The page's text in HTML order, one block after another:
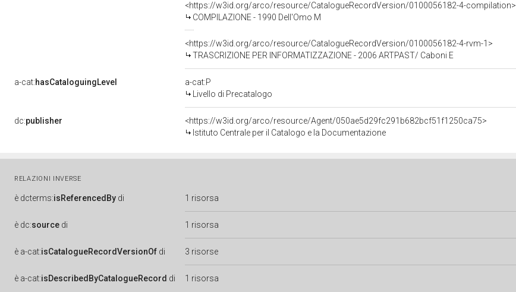
<https://w3id.org/arco/resource/CatalogueRecordVersion/0100056182-4-compilation>
COMPILAZIONE - 1990 Dell'Omo M
<https://w3id.org/arco/resource/CatalogueRecordVersion/0100056182-4-rvm-1>
TRASCRIZIONE PER INFORMATIZZAZIONE - 2006 ARTPAST/ Caboni E
a-cat:hasCataloguingLevel
a-cat:P
Livello di Precatalogo
dc:publisher
<https://w3id.org/arco/resource/Agent/050ae5d29fc291b682bcf51f1250ca75>
Istituto Centrale per il Catalogo e la Documentazione
RELAZIONI INVERSE
è dcterms:isReferencedBy di 1 risorsa
è dc:source di 1 risorsa
è a-cat:isCatalogueRecordVersionOf di 3 risorse
è a-cat:isDescribedByCatalogueRecord di 1 risorsa